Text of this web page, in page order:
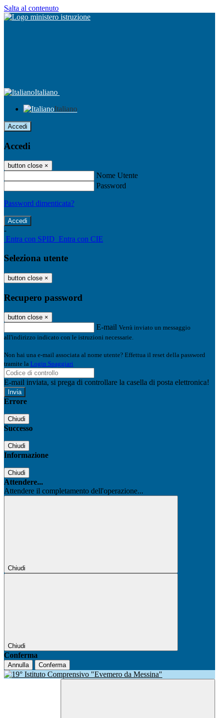
Salta al contenuto
Italiano
Italiano
Accedi
Accedi
button close ×
Nome Utente
Password
Password dimenticata?
-
Entra con SPID Entra con CIE
Seleziona utente
button close ×
Recupero password
button close ×
E-mail Verrà inviato un messaggio
all'indirizzo indicato con le istruzioni necessarie.
Non hai una e-mail associata al nome utente? Effettua il reset della password
tramite la Login Spaggiari
E-mail inviata, si prega di controllare la casella di posta elettronica!
Errore
Chiudi
Successo
Chiudi
Informazione
Chiudi
Attendere...
Attendere il completamento dell'operazione...
Chiudi
Chiudi
Conferma
Annulla Conferma